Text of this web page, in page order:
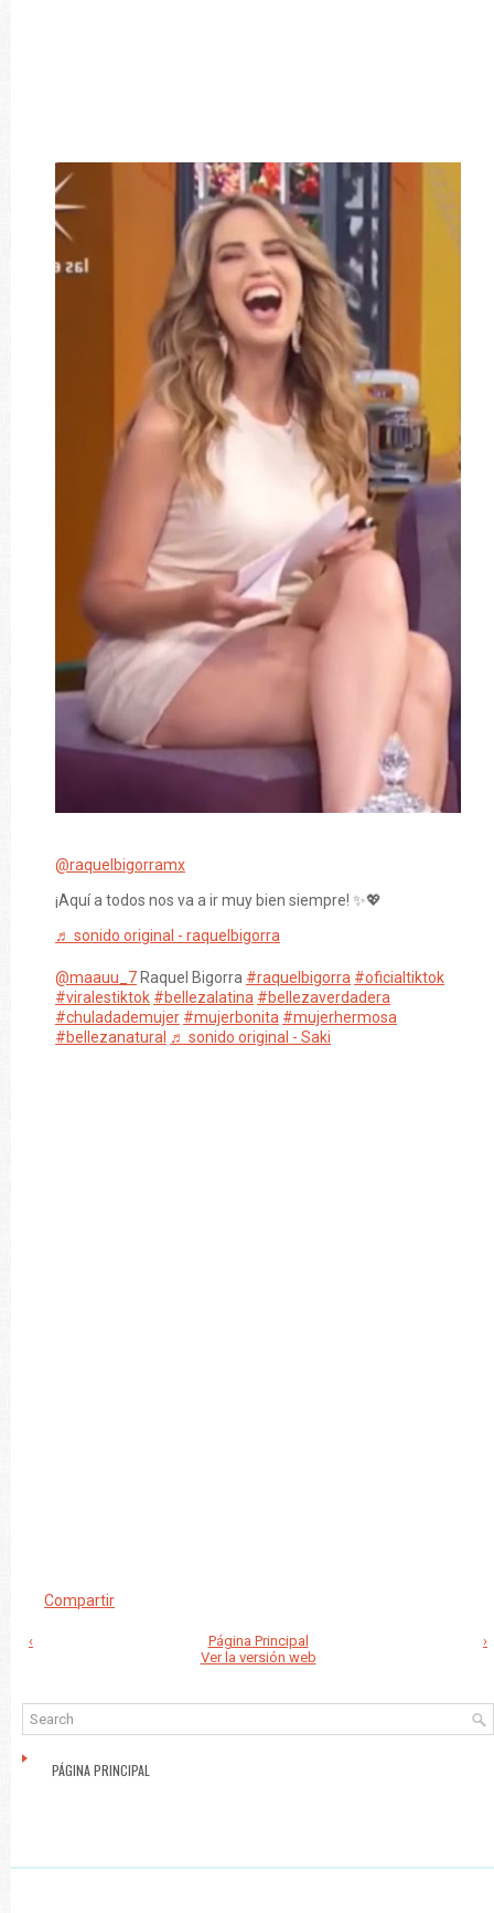
@raquelbigorramx
¡Aquí a todos nos va a ir muy bien siempre! ✨💖
♬ sonido original - raquelbigorra
@maauu_7 Raquel Bigorra #raquelbigorra #oficialtiktok
#viralestiktok #bellezalatina #bellezaverdadera
#chuladademujer #mujerbonita #mujerhermosa
#bellezanatural ♬ sonido original - Saki
Compartir
‹ ›
Página Principal
Ver la versión web
PÁGINA PRINCIPAL